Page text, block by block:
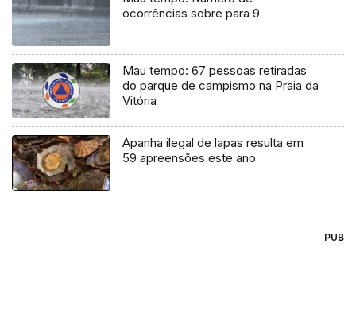
ocorrências sobre para 9
Mau tempo: 67 pessoas retiradas
do parque de campismo na Praia da
Vitória
Apanha ilegal de lapas resulta em
59 apreensões este ano
PUB